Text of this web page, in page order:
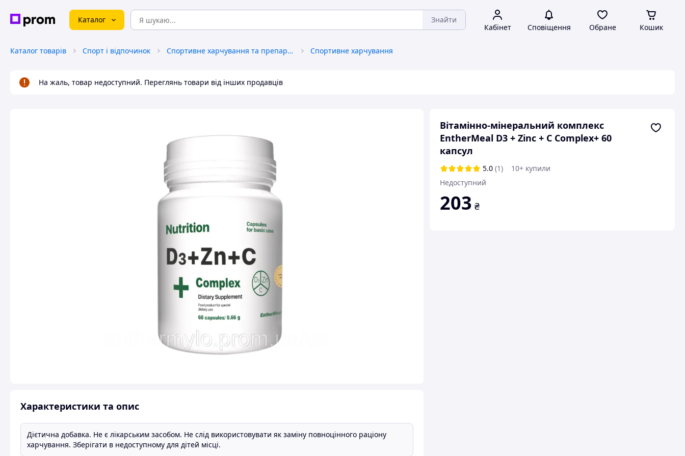
Каталог Знайти
Кабінет Сповіщення Обране Кошик
Каталог товарів Спорт і відпочинок Спортивне харчування та препарати Спортивне харчування
На жаль, товар недоступний. Переглянь товари від інших продавців
Вітамінно-мінеральний комплекс
EntherMeal D3 + Zinc + С Complex+ 60
капсул
5.0 (1)
10+ купили
Недоступний
203 ₴
Характеристики та опис
Дієтична добавка. Не є лікарським засобом. Не слід використовувати як заміну повноцінного раціону
харчування. Зберігати в недоступному для дітей місці.